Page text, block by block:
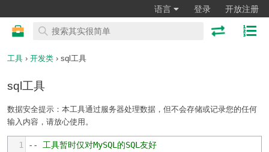
语言 登录 开放注册
工具 › 开发类 › sql工具
sql工具
数据安全提示：本工具通过服务器处理数据，但不会存储或记录您的任何
输入内容，请放心使用。
1
-- 工具暂时仅对MySQL的SQL友好